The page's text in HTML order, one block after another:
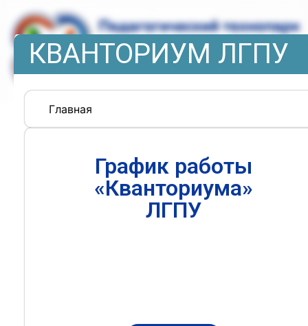
КВАНТОРИУМ ЛГПУ
Главная
График работы
«Кванториума»
ЛГПУ